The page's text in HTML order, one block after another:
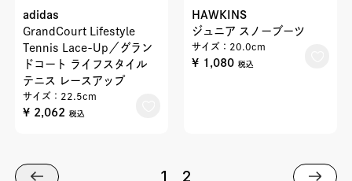
adidas
GrandCourt Lifestyle
Tennis Lace-Up／グラン
ドコート ライフスタイル
テニス レースアップ
サイズ：22.5cm
¥ 2,062 税込
HAWKINS
ジュニア スノーブーツ
サイズ：20.0cm
¥ 1,080 税込
1 2